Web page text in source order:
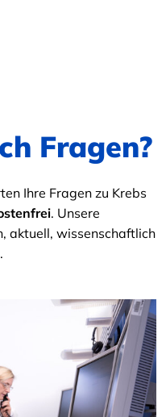
Fragen?
Ihre Fragen zu Krebs
. Unsere
aktuell, wissenschaftlich